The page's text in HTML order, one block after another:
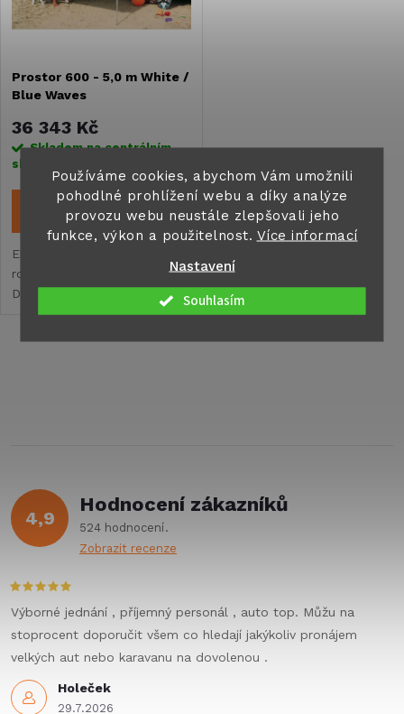
Používáme cookies, abychom Vám umožnili
pohodlné prohlížení webu a díky analýze
provozu webu neustále zlepšovali jeho
funkce, výkon a použitelnost. Více informací
Nastavení
Souhlasím
Prostor 600 - 5,0 m White /
Blue Waves
36 343 Kč
Skladem na centrálním
skladě
DO KOŠÍKU
Elegantní pouzdro s malými
rozměryIdeální pro Fiat
Ducato, Mercedes Benz a
obytné vozyVelká rozkládací
d
a
c
í
p
r
4,9
Hodnocení zákazníků
524 hodnocení
Zobrazit recenze
Holeček
29.7.2026
Výborné jednání , příjemný personál , auto top. Můžu na
stoprocent doporučit všem co hledají jakýkoliv pronájem
velkých aut nebo karavanu na dovolenou .